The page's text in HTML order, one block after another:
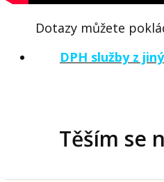
Dotazy můžete
DPH služby z
Těším se